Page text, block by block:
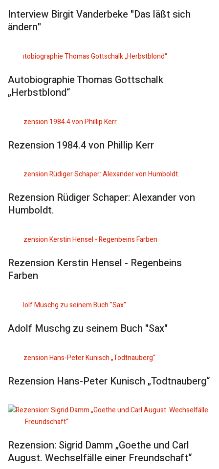
Interview Birgit Vanderbeke "Das läßt sich
ändern"
Autobiographie Thomas Gottschalk
„Herbstblond“
Rezension 1984.4 von Phillip Kerr
Rezension Rüdiger Schaper: Alexander von
Humboldt.
Rezension Kerstin Hensel - Regenbeins
Farben
Adolf Muschg zu seinem Buch "Sax"
Rezension Hans-Peter Kunisch „Todtnauberg“
Rezension: Sigrid Damm „Goethe und Carl
August. Wechselfälle einer Freundschaft“